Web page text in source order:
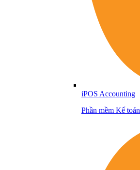
iPOS Accounting
Phần mềm Kế toán